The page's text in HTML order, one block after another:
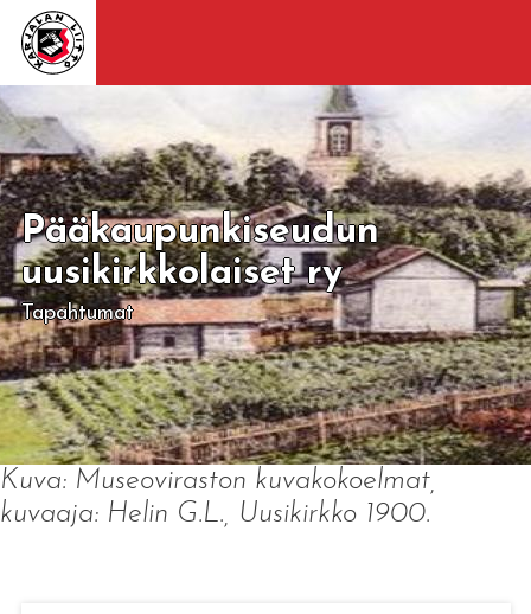
Pääkaupunkiseudun
uusikirkkolaiset ry
Tapahtumat
Kuva: Museoviraston kuvakokoelmat,
kuvaaja: Helin G.L., Uusikirkko 1900.